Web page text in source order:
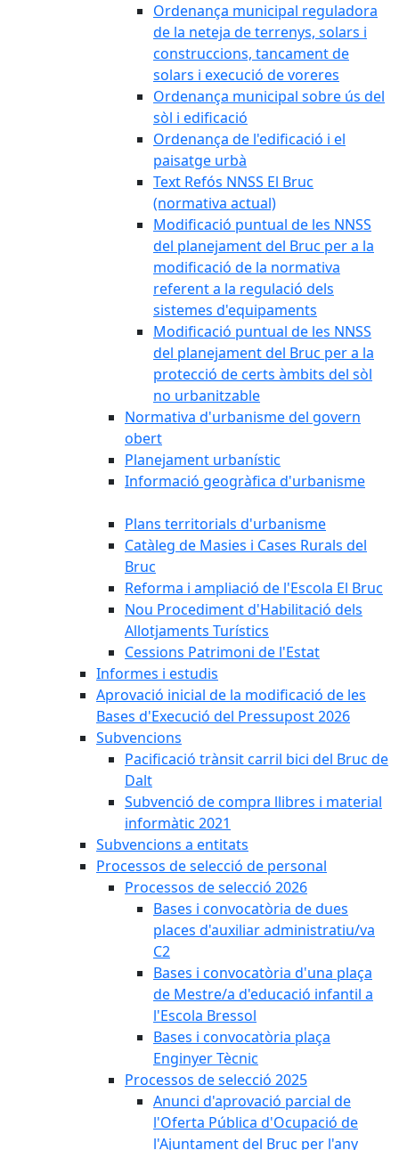
Ordenança municipal reguladora
de la neteja de terrenys, solars i
construccions, tancament de
solars i execució de voreres
Ordenança municipal sobre ús del
sòl i edificació
Ordenança de l'edificació i el
paisatge urbà
Text Refós NNSS El Bruc
(normativa actual)
Modificació puntual de les NNSS
del planejament del Bruc per a la
modificació de la normativa
referent a la regulació dels
sistemes d'equipaments
Modificació puntual de les NNSS
del planejament del Bruc per a la
protecció de certs àmbits del sòl
no urbanitzable
Normativa d'urbanisme del govern
obert
Planejament urbanístic
Informació geogràfica d'urbanisme
Plans territorials d'urbanisme
Catàleg de Masies i Cases Rurals del
Bruc
Reforma i ampliació de l'Escola El Bruc
Nou Procediment d'Habilitació dels
Allotjaments Turístics
Cessions Patrimoni de l'Estat
Informes i estudis
Aprovació inicial de la modificació de les
Bases d'Execució del Pressupost 2026
Subvencions
Pacificació trànsit carril bici del Bruc de
Dalt
Subvenció de compra llibres i material
informàtic 2021
Subvencions a entitats
Processos de selecció de personal
Processos de selecció 2026
Bases i convocatòria de dues
places d'auxiliar administratiu/va
C2
Bases i convocatòria d'una plaça
de Mestre/a d'educació infantil a
l'Escola Bressol
Bases i convocatòria plaça
Enginyer Tècnic
Processos de selecció 2025
Anunci d'aprovació parcial de
l'Oferta Pública d'Ocupació de
l'Ajuntament del Bruc per l'any